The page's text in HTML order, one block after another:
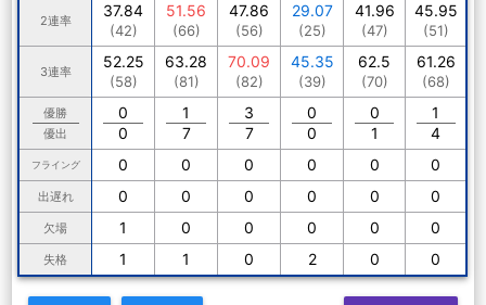
2連率
37.84
(42)
51.56
(66)
47.86
(56)
29.07
(25)
41.96
(47)
45.95
(51)
3連率
52.25
(58)
63.28
(81)
70.09
(82)
45.35
(39)
62.5
(70)
61.26
(68)
優勝
優出
0
0
1
7
3
7
0
0
0
1
1
4
フライング 0 0 0 0 0 0
出遅れ 0 0 0 0 0 0
欠場 1 0 0 0 0 0
失格 1 1 0 2 0 0